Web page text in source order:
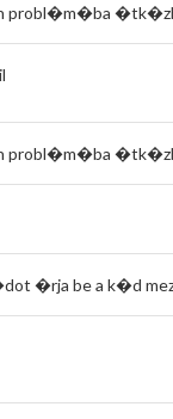
probl�m�ba
probl�m�ba
�rja be a k�d